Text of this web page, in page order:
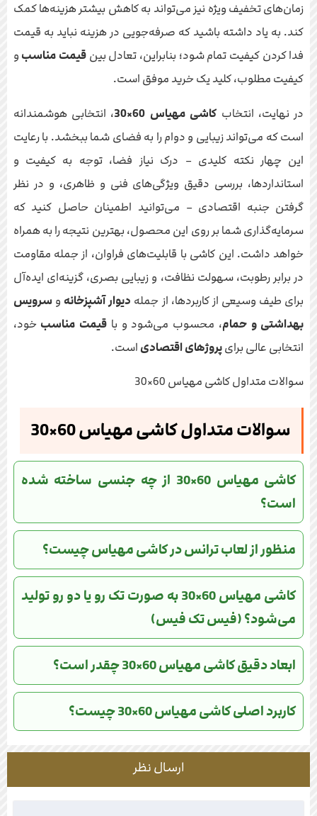
زمان‌های تخفیف ویژه نیز می‌تواند به کاهش بیشتر هزینه‌ها کمک
کند. به یاد داشته باشید که صرفه‌جویی در هزینه نباید به قیمت
فدا کردن کیفیت تمام شود؛ بنابراین، تعادل بینقیمت مناسب و
کیفیت مطلوب، کلید یک خرید موفق است.
در نهایت، انتخابکاشی مهیاس 60×30
، انتخابی هوشمندانه
است که می‌تواند زیبایی و دوام را به فضای شما ببخشد. با رعایت
این چهار نکته کلیدی – درک نیاز فضا، توجه به کیفیت و
استانداردها، بررسی دقیق ویژگی‌های فنی و ظاهری، و در نظر
گرفتن جنبه اقتصادی – می‌توانید اطمینان حاصل کنید که
سرمایه‌گذاری شما بر روی این محصول، بهترین نتیجه را به همراه
خواهد داشت. این کاشی با قابلیت‌های فراوان، از جمله مقاومت
در برابر رطوبت، سهولت نظافت، و زیبایی بصری، گزینه‌ای ایده‌آل
برای طیف وسیعی از کاربردها، از جمله دیوار آشپزخانه و سرویس
بهداشتی و حمام، محسوب می‌شود و با قیمت مناسب خود،
انتخابی عالی برایپروژهای اقتصادی است.
سوالات متداول کاشی مهیاس 60×30
سوالات متداول کاشی مهیاس 60×30
کاشی مهیاس 60×30 از چه جنسی ساخته شده
است؟
منظور از لعاب ترانس در کاشی مهیاس چیست؟
کاشی مهیاس 60×30 به صورت تک رو یا دو رو تولید
می‌شود؟ (فیس تک فیس)
ابعاد دقیق کاشی مهیاس 60×30 چقدر است؟
کاربرد اصلی کاشی مهیاس 60×30 چیست؟
ارسال نظر